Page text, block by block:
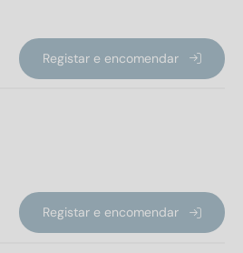
Registar e encomendar
Registar e encomendar